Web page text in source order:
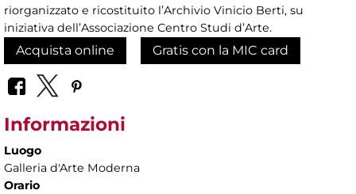
riorganizzato e ricostituito l’Archivio Vinicio Berti, su
iniziativa dell’Associazione Centro Studi d’Arte.
Acquista online Gratis con la MIC card
Informazioni
Luogo
Galleria d'Arte Moderna
Orario